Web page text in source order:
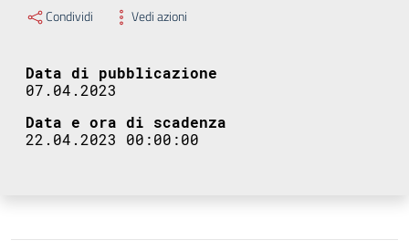
Condividi Vedi azioni
Data di pubblicazione
07.04.2023
Data e ora di scadenza
22.04.2023 00:00:00